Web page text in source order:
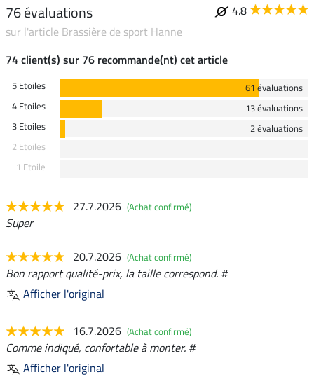
76 évaluations
4.8
sur l'article Brassière de sport Hanne
74 client(s) sur 76 recommande(nt) cet article
5 Etoiles
61 évaluations
4 Etoiles
13 évaluations
3 Etoiles
2 évaluations
2 Etoiles
1 Etoile
27.7.2026 (Achat confirmé)
Super
20.7.2026 (Achat confirmé)
Bon rapport qualité-prix, la taille correspond. #
Afficher l'original
16.7.2026 (Achat confirmé)
Comme indiqué, confortable à monter. #
Afficher l'original